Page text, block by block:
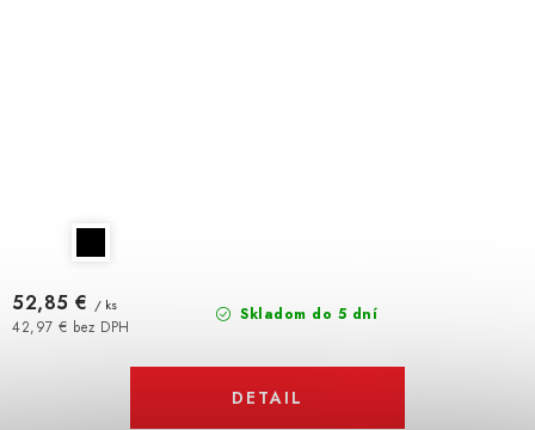
Skladom do 5 dní
42,97 € bez DPH
52,85 € / ks
DETAIL